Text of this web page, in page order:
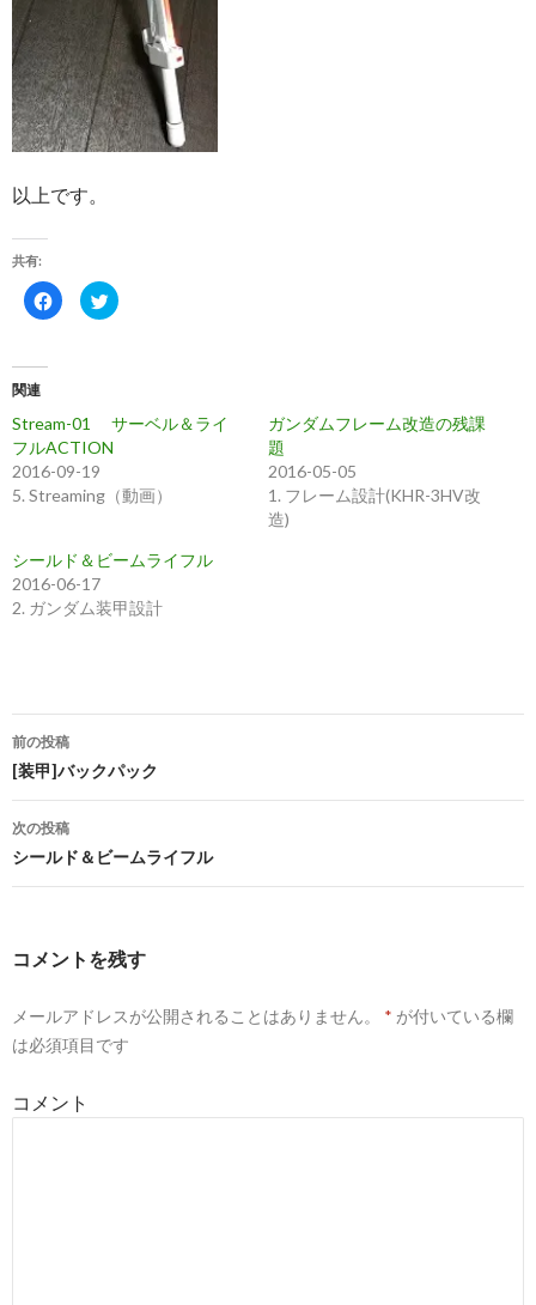
以上です。
共有:
F
a
共
有
す
る
に
は
ク
し
て
だ
ウ
ン
ド
ウ
で
開
ま
す
)
ク
リ
t
t
e
共
有
し
ィ
ン
す
関連
Stream-01 サーベル＆ライ
フルACTION
2016-09-19
5. Streaming（動画）
ガンダムフレーム改造の残課
題
2016-05-05
1. フレーム設計(KHR-3HV改
造)
シールド＆ビームライフル
2016-06-17
2. ガンダム装甲設計
投
稿
ナ
ビ
ョ
前の投稿
[装甲]バックパック
次の投稿
シールド＆ビームライフル
コメントを残す
メールアドレスが公開されることはありません。 * が付いている欄
は必須項目です
コメント